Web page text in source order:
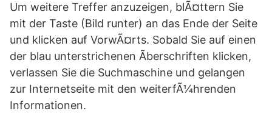
Um weitere Treffer anzuzeigen, blÃ¤ttern Sie
mit der Taste (Bild runter) an das Ende der Seite
und klicken auf VorwÃ¤rts. Sobald Sie auf einen
der blau unterstrichenen Ãberschriften klicken,
verlassen Sie die Suchmaschine und gelangen
zur Internetseite mit den weiterfÃ¼hrenden
Informationen.